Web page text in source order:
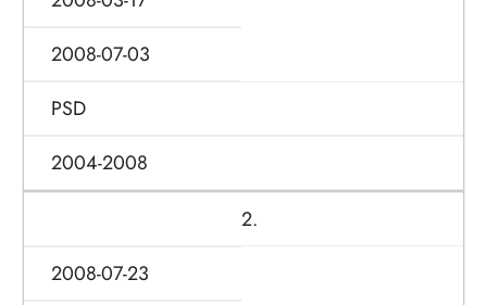
2008-07-03
PSD
2004-2008
2.
2008-07-23